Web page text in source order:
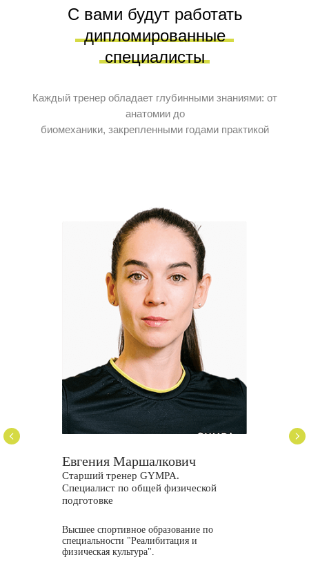
С вами будут работать
дипломированные
специалисты
Каждый тренер обладает глубинными знаниями: от
анатомии до
биомеханики, закрепленными годами практикой
Евгения Маршалкович
Старший тренер GYMPA.
Специалист по общей физической
подготовке
Высшее спортивное образование по
специальности "Реалибитация и
физическая культура".